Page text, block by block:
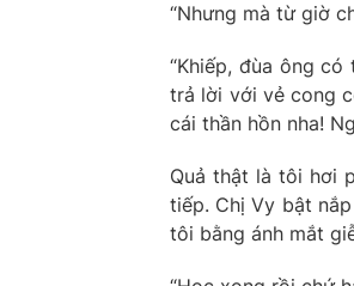
“Nhưng mà từ giờ
“Khiếp, đùa ông
trả lời với vẻ cong
cái thần hồn nha!
Quả thật là tôi hơi
tiếp. Chị Vy bật
tôi bằng ánh mắt